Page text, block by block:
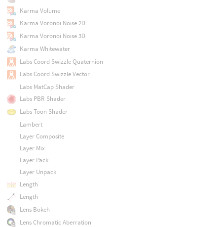
Karma Volume
Karma Voronoi Noise 2D
Karma Voronoi Noise 3D
Karma Whitewater
Labs Coord Swizzle Quaternion
Labs Coord Swizzle Vector
Labs MatCap Shader
Labs PBR Shader
Labs Toon Shader
Lambert
Layer Composite
Layer Mix
Layer Pack
Layer Unpack
Length
Length
Lens Bokeh
Lens Chromatic Aberration